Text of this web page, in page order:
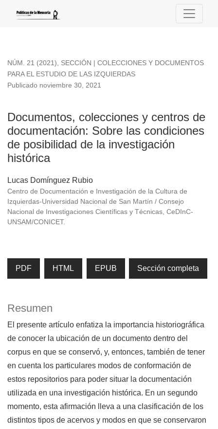
Documentos, colecciones y centros de documentación
NÚM. 21 (2021), SECCIÓN | COLECCIONES Y DOCUMENTOS
PARA EL ESTUDIO DE LAS IZQUIERDAS
Documentos, colecciones y centros de
documentación: Sobre las condiciones
de posibilidad de la investigación
histórica
Publicado noviembre 30, 2021
Lucas Domínguez Rubio
Centro de Documentación e Investigación de la Cultura de
Izquierdas-Universidad Nacional de San Martín / Consejo
Nacional de Investigaciones Científicas y Técnicas, CeDInC-
UNSAM/CONICET.
PDF HTML EPUB Sección completa
Resumen
El presente artículo enfatiza la importancia historiográfica
de conocer la ubicación de un documento dentro del
corpus en que se conservó, y, entonces, también de tener
en cuenta los particulares modos de conformación de
estos repositorios para poder situar la documentación
utilizada en una investigación histórica. En un segundo
momento, esta afirmación lleva a una clasificación de los
distintos tipos de acervos y modos en que se conservaron